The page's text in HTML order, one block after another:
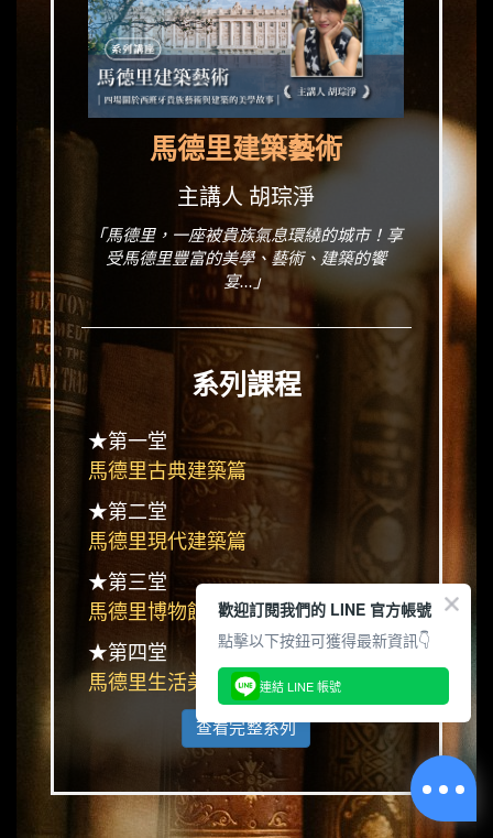
馬德里建築藝術
主講人 胡琮淨
「馬德里，一座被貴族氣息環繞的城市！享
受馬德里豐富的美學、藝術、建築的饗
宴...」
系列課程
★第一堂
馬德里古典建築篇
★第二堂
馬德里現代建築篇
★第三堂
馬德里博物館篇
★第四堂
馬德里生活美學建築篇
查看完整系列
歡迎訂閱我們的 LINE 官方帳號
點擊以下按鈕可獲得最新資訊👇
連結 LINE 帳號